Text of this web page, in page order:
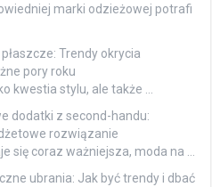
marki odzieżowej potrafi
Trendy okrycia
pory roku
kwestia stylu, ale także …
dodatki z second-handu:
rozwiązanie
się coraz ważniejsza, moda na …
ubrania: Jak być trendy i dbać